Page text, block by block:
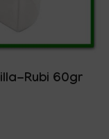
Rubi 60gr